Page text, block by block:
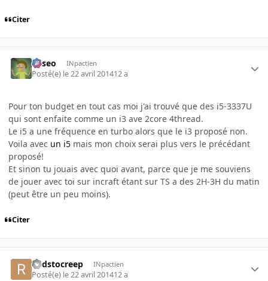
Citer
Asseo INpactien
Posté(e) le 22 avril 201412 a
Pour ton budget en tout cas moi j'ai trouvé que des i5-3337U
qui sont enfaite comme un i3 ave 2core 4thread.
Le i5 a une fréquence en turbo alors que le i3 proposé non.
Voila avec un i5 mais mon choix serai plus vers le précédant
proposé!
Et sinon tu jouais avec quoi avant, parce que je me souviens
de jouer avec toi sur incraft étant sur TS a des 2H-3H du matin
(peut être un peu moins).
Citer
Redstocreep INpactien
Posté(e) le 22 avril 201412 a